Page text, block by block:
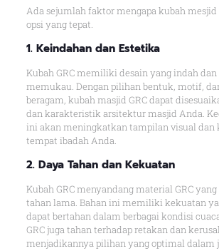
Ada sejumlah faktor mengapa kubah mesjid
opsi yang tepat.
1. Keindahan dan Estetika
Kubah GRC memiliki desain yang indah
memukau. Dengan pilihan bentuk, motif,
beragam, kubah masjid GRC dapat
dan karakteristik arsitektur masjid Anda.
ini akan meningkatkan tampilan visual dan
tempat ibadah Anda.
2. Daya Tahan dan Kekuatan
Kubah GRC menyandang material GRC
tahan lama. Bahan ini memiliki kekuatan
dapat bertahan dalam berbagai kondisi
GRC juga tahan terhadap retakan dan
menjadikannya pilihan yang optimal dalam